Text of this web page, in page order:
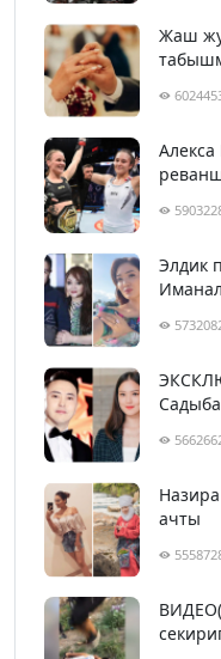
Жаш
Элдик
ачты